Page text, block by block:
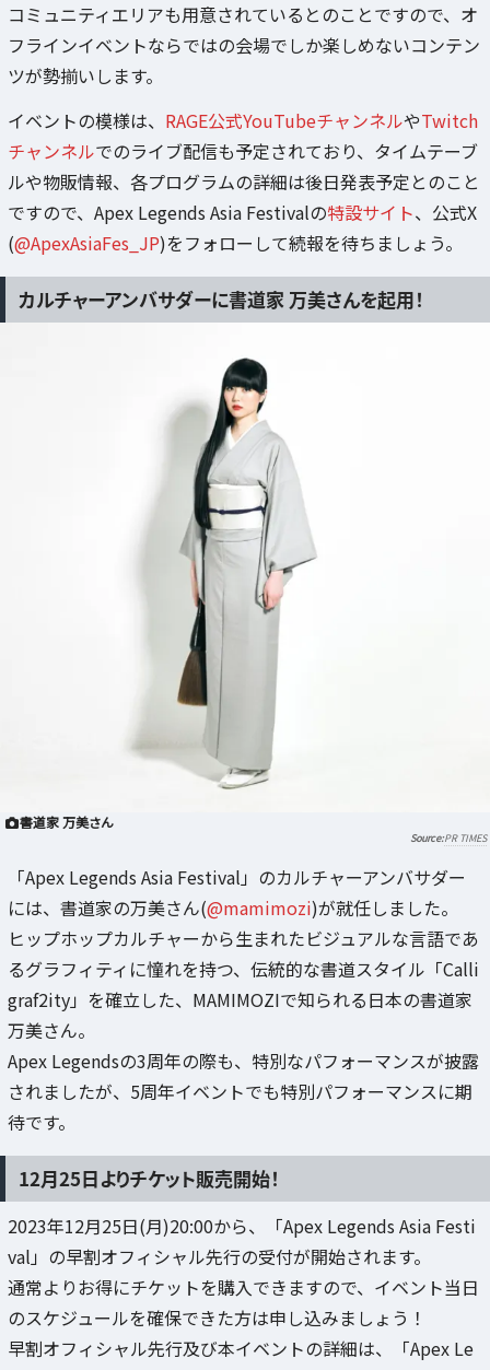
コミュニティエリアも用意されているとのことですので、オ
フラインイベントならではの会場でしか楽しめないコンテン
ツが勢揃いします。
イベントの模様は、 RAGE公式YouTubeチャンネルやTwitch
チャンネルでのライブ配信も予定されており、タイムテーブ
ルや物販情報、各プログラムの詳細は後日発表予定とのこと
ですので、Apex Legends Asia Festivalの特設サイト、公式X
(@ApexAsiaFes_JP)をフォローして続報を待ちましょう。
カルチャーアンバサダーに書道家 万美さんを起用！
書道家 万美さん
PR TIMES
「Apex Legends Asia Festival」のカルチャーアンバサダー
には、書道家の万美さん(@mamimozi)が就任しました。
ヒップホップカルチャーから生まれたビジュアルな言語であ
るグラフィティに憧れを持つ、伝統的な書道スタイル「Calli
graf2ity」を確立した、MAMIMOZIで知られる日本の書道家
万美さん。
Apex Legendsの3周年の際も、特別なパフォーマンスが披露
されましたが、5周年イベントでも特別パフォーマンスに期
待です。
12月25日よりチケット販売開始！
2023年12月25日(月)20:00から、「Apex Legends Asia Festi
val」の早割オフィシャル先行の受付が開始されます。
通常よりお得にチケットを購入できますので、イベント当日
のスケジュールを確保できた方は申し込みましょう！
早割オフィシャル先行及び本イベントの詳細は、「Apex Le